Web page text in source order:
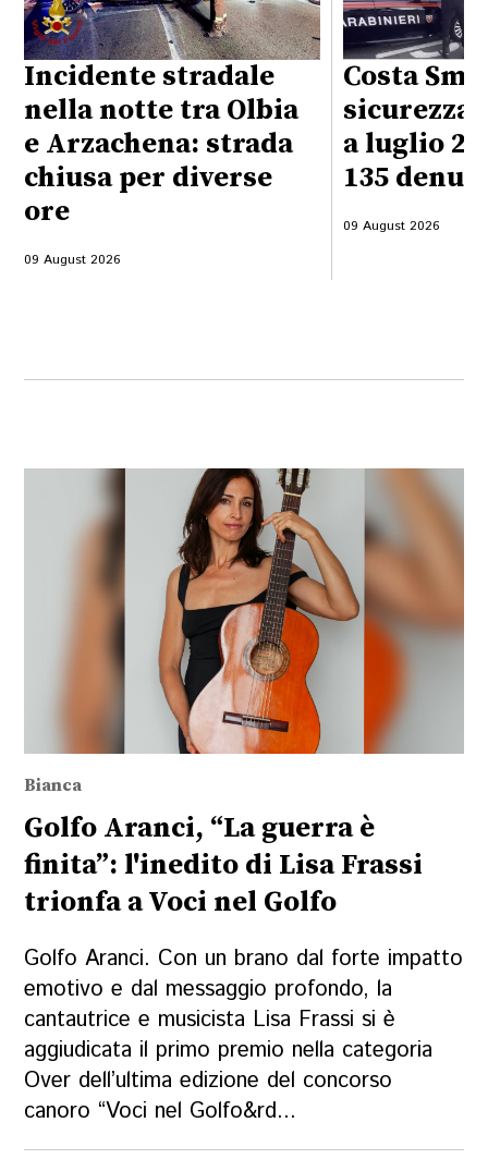
Incidente stradale
nella notte tra Olbia
e Arzachena: strada
chiusa per diverse
ore
09 August 2026
Costa
sicurezza
a luglio
135
09 August 2026
Bianca
Golfo Aranci, “La guerra è
finita”: l'inedito di Lisa Frassi
trionfa a Voci nel Golfo
Golfo Aranci. Con un brano dal forte impatto
emotivo e dal messaggio profondo, la
cantautrice e musicista Lisa Frassi si è
aggiudicata il primo premio nella categoria
Over dell’ultima edizione del concorso
canoro “Voci nel Golfo&rd...